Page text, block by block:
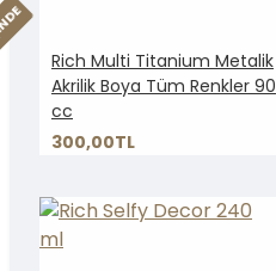
Rich Multi Titanium Metalik
Akrilik Boya Tüm Renkler 90
cc
300,00TL